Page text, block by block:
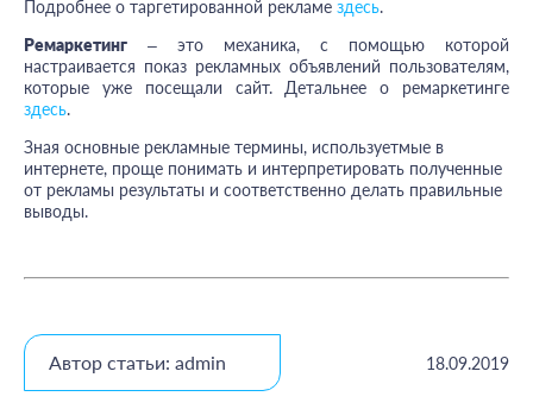
Подробнее о таргетированной рекламе здесь.
Ремаркетинг – это механика, с помощью которой
настраивается показ рекламных объявлений пользователям,
которые уже посещали сайт. Детальнее о ремаркетинге
здесь.
Зная основные рекламные термины, используетмые в
интернете, проще понимать и интерпретировать полученные
от рекламы результаты и соответственно делать правильные
выводы.
Автор статьи: admin 18.09.2019